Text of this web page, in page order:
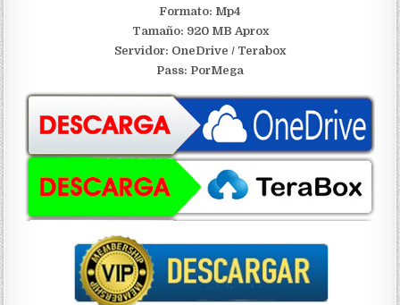
Formato: Mp4
Tamaño: 920 MB Aprox
Servidor: OneDrive / Terabox
Pass: PorMega